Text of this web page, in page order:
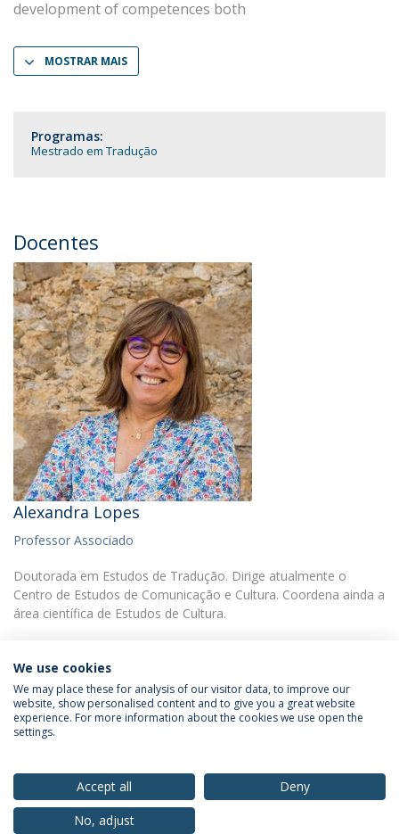
development of competences both
MOSTRAR MAIS
Programas:
Mestrado em Tradução
Docentes
Alexandra Lopes
Professor Associado
Doutorada em Estudos de Tradução. Dirige atualmente o
Centro de Estudos de Comunicação e Cultura. Coordena ainda a
área científica de Estudos de Cultura.
Política de Privacidade
Termos & Condições
We use cookies
We may place these for analysis of our visitor data, to improve our
website, show personalised content and to give you a great website
experience. For more information about the cookies we use open the
settings.
Accept all
Deny
No, adjust